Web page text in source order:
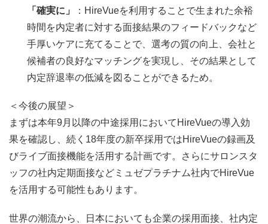
「確実に」 ： HireVueを利用することで生まれた余裕
時間を内定者に対する面接結果のフィードバックなど
手厚いケアに充てることで、選考の質の向上、会社と
候補者の良好なマッチングを実現し、その結果として
内定辞退率の低減を図ることができるため。
＜今後の展望＞
まずは本年9月以降の中途採用において HireVueの導入効
果を確認し、続く 18年度の新卒採用ではHireVueの録画及
びライブ面接機能を活用する計画です。さらにサロンスタ
ッフの社内定期面接などミュゼプラチナム社内でHireVue
を活用する可能性もあります。
世界の潮流から、日本においても企業の採用面接、社内定